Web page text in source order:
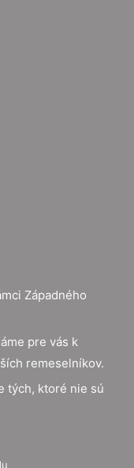
Západného
pre vás k
remeselníkov.
tých, ktoré nie sú